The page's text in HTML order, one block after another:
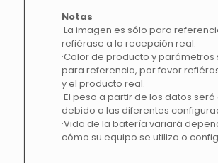
Notas
·La imagen es sólo para
refiérase a la recepción real.
·Color de producto y parámetros
para referencia, por favor
y el producto real.
·El peso a partir de los datos
debido a las diferentes
·Vida de la batería variará
cómo su equipo se utiliza o